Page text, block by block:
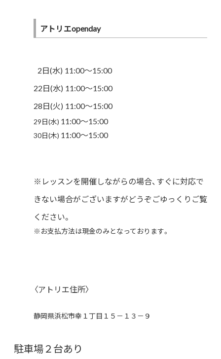
アトリエopenday
2日(水) 11:00〜15:00
22日(水) 11:00〜15:00
28日(火) 11:00〜15:00
29日(水) 11:00〜15:00
30日(木) 11:00〜15:00
※レッスンを開催しながらの場合、すぐに対応で
きない場合がございますがどうぞごゆっくりご覧
ください。
※お支払方法は現金のみとなっております。
〈アトリエ住所〉
静岡県浜松市幸１丁目１５－１３－９
駐車場２台あり